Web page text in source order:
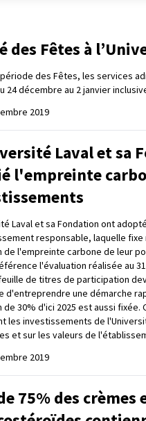
des Fêtes à
période des Fêtes, les services
24 décembre au 2 janvier
2019
Laval et sa
l'empreinte
Laval et sa Fondation ont
responsable, laquelle
de l'empreinte carbone de leur
l'évaluation réalisée au
de titres de participation
d'entreprendre une démarche
de 30% d'ici 2025 est aussi
les investissements de
et sur les valeurs de
2019
75% des crèmes